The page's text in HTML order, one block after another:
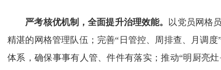
严考核优机制，全面提升治理效能。
以党员网格
精湛的网格管理队伍；完善“日管控、周排查、月
体系，确保事事有人管、件件有落实；推动“明厨亮